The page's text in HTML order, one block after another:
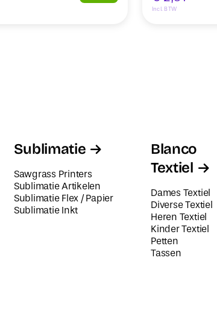
Incl. BTW
Sublimatie
Sawgrass Printers
Sublimatie Artikelen
Sublimatie Flex / Papier
Sublimatie Inkt
Blanco
Textiel
Dames Textiel
Diverse Textiel
Heren Textiel
Kinder Textiel
Petten
Tassen